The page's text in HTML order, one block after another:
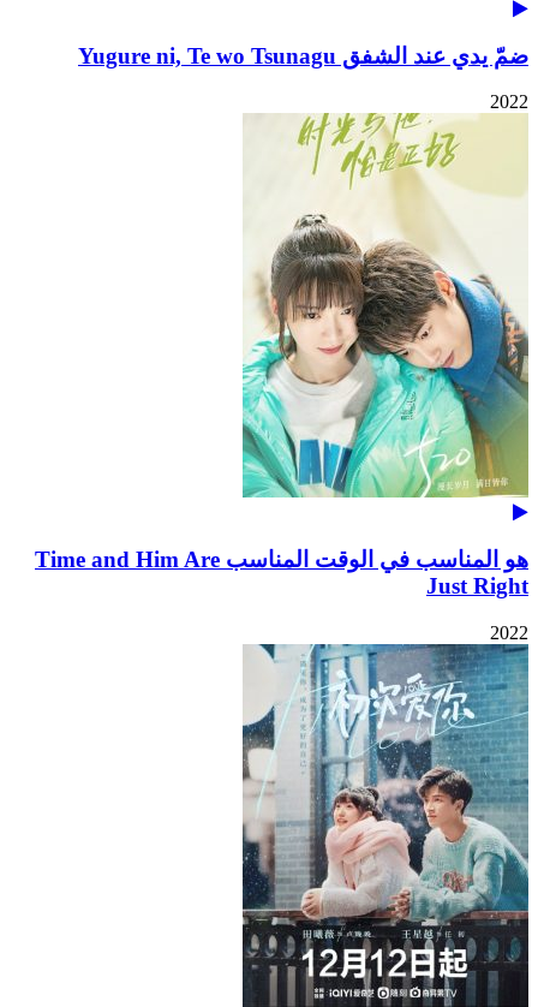
ضمّ يدي عند الشفق Yugure ni, Te wo Tsunagu
2022
هو المناسب في الوقت المناسب Time and Him Are
Just Right
2022